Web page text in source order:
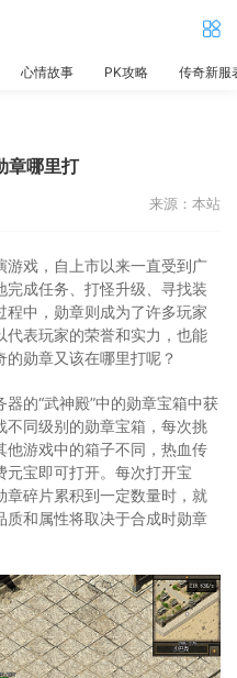
心情故事 PK攻略 传奇新服
章哪里打
来源：本站
游戏，自上市以来一直受到广
成任务、打怪升级、寻找装
中，勋章则成为了许多玩家
代表玩家的荣誉和实力，也能
勋章又该在哪里打呢？
的“武神殿”中的勋章宝箱中获
不同级别的勋章宝箱，每次挑
他游戏中的箱子不同，热血传
宝即可打开。每次打开宝
章碎片累积到一定数量时，就
质和属性将取决于合成时勋章